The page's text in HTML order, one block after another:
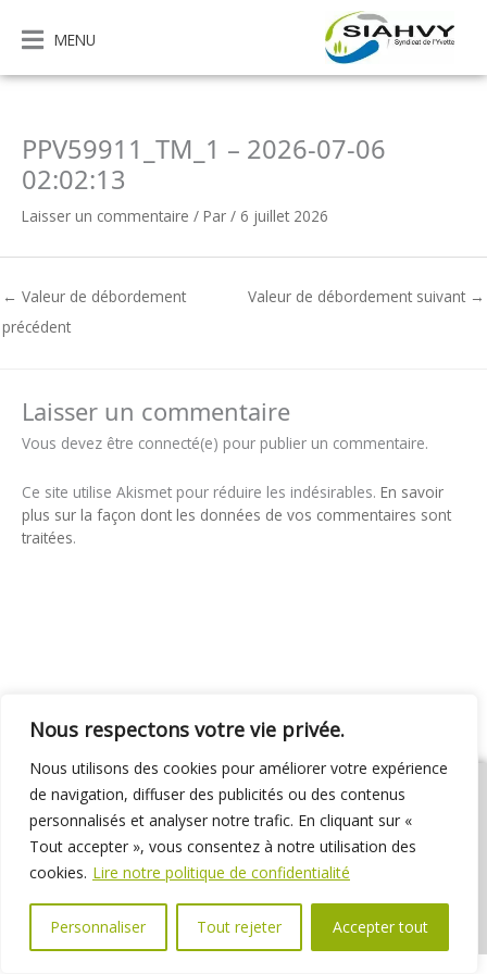
Nous respectons votre vie privée.
Nous utilisons des cookies pour améliorer votre expérience
de navigation, diffuser des publicités ou des contenus
personnalisés et analyser notre trafic. En cliquant sur «
Tout accepter », vous consentez à notre utilisation des
cookies. Lire notre politique de confidentialité
Personnaliser Tout rejeter Accepter tout
contenu
MENU
PPV59911_TM_1 – 2026-07-06
02:02:13
Laisser un commentaire / Par / 6 juillet 2026
← Valeur de débordement
précédent
Valeur de débordement suivant →
Laisser un commentaire
Vous devez être connecté(e) pour publier un commentaire.
Ce site utilise Akismet pour réduire les indésirables. En savoir
plus sur la façon dont les données de vos commentaires sont
traitées.
01 69 31 72 10 01 69 31 37 31
Nous contacter
Espace élus
Marchés publics Délibérations